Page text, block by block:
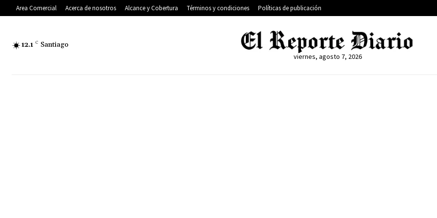
Area Comercial Acerca de nosotros Alcance y Cobertura Términos y condiciones Políticas de publicación
12.1 C Santiago
viernes, agosto 7, 2026